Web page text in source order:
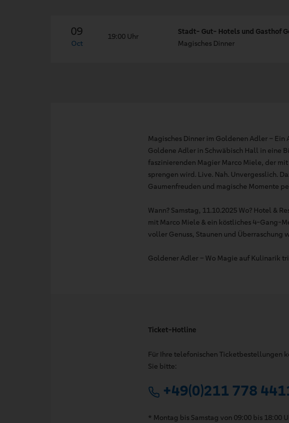
09
Oct
19:00 Uhr
Stadt- Gut- Hotels und Gasthof
Magisches Dinner
Magisches Dinner im Goldenen Adler –
Goldene Adler in Schwäbisch Hall in eine
faszinierenden Magier Marco Miele, der
sprengen wird. Live. Nah. Unvergesslich.
Gaumenfreuden und magische Momente
Wann? Samstag, 11.10.2025 Wo? Hotel &
mit Marco Miele & ein köstliches 4-Gang-
voller Genuss, Staunen und Überraschung
Goldener Adler – Wo Magie auf Kulinarik
Ticket-Hotline
Für Ihre telefonischen Ticketbestellungen
Sie bitte:
+49(0)211 778
* Montag bis Samstag von 09:00 bis 18:00